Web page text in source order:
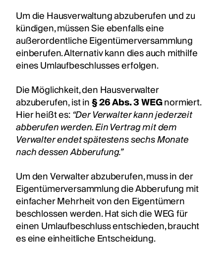
Um die Hausverwaltung abzuberufen und zu
kündigen, müssen Sie ebenfalls eine
außerordentliche Eigentümerversammlung
einberufen. Alternativ kann dies auch mithilfe
eines Umlaufbeschlusses erfolgen.
Die Möglichkeit, den Hausverwalter
abzuberufen, ist in§ 26 Abs. 3 WEGnormiert.
Hier heißt es:“Der Verwalter kann jederzeit
abberufen werden. Ein Vertrag mit dem
Verwalter endet spätestens sechs Monate
nach dessen Abberufung.”
Um den Verwalter abzuberufen, muss in der
Eigentümerversammlung die Abberufung mit
einfacher Mehrheit von den Eigentümern
beschlossen werden. Hat sich die WEG für
einen Umlaufbeschluss entschieden, braucht
es eine einheitliche Entscheidung.